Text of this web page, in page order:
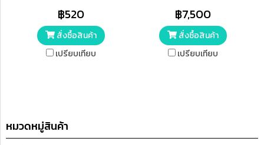
คอให้หลุดออกมา พกพาไปไหนมา
ไหนสะก อุปมาพร้อมกระเป๋าในตัว
฿520
สั่งซื้อสินค้า
เปรียบเทียบ
บริหารหน้าท้อง (Heimlich) ใช้
เครื่องฝึกแบบยืน นั่ง บนพื้น หรือ
แม้กระทั่งฝึกการช่วยตัวเองขณะ
สำลัก
฿7,500
สั่งซื้อสินค้า
เปรียบเทียบ
หมวดหมู่สินค้า